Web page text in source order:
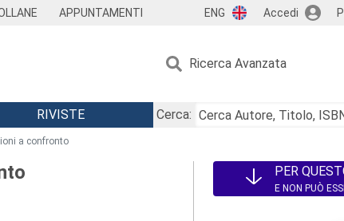
APPUNTAMENTI ENG Accedi
Ricerca Avanzata
RIVISTE
Cerca:
a confronto
PER
E NON PUÒ